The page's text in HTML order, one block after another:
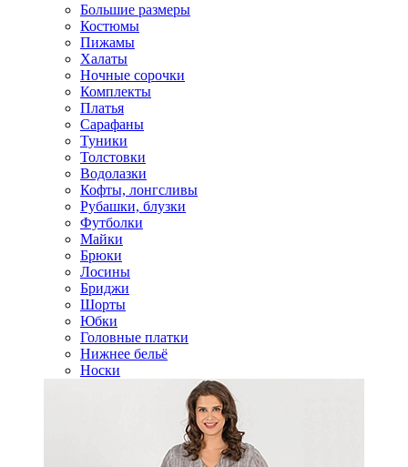
Большие размеры
Костюмы
Пижамы
Халаты
Ночные сорочки
Комплекты
Платья
Сарафаны
Туники
Толстовки
Водолазки
Кофты, лонгсливы
Рубашки, блузки
Футболки
Майки
Брюки
Лосины
Бриджи
Шорты
Юбки
Головные платки
Нижнее бельё
Носки